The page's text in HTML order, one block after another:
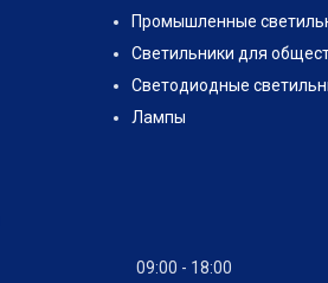
Промышленные
Светильники для
Светодиодные
Лампы
09:00 18:00